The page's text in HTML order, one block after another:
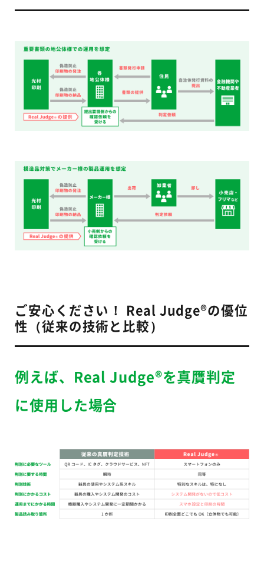
ご安心ください！ Real Judge®の優位
性（従来の技術と比較）
例えば、Real Judge®を真贋判定
に使用した場合